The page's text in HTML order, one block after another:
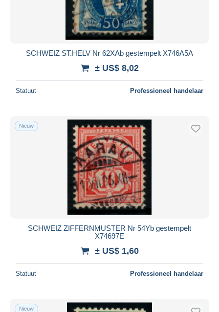
SCHWEIZ ST.HELV Nr 62XAb gestempelt X746A5A
± US$ 8,02
Statuut Professioneel handelaar
Nieuw
SCHWEIZ ZIFFERNMUSTER Nr 54Yb gestempelt
X74697E
± US$ 1,60
Statuut Professioneel handelaar
Nieuw